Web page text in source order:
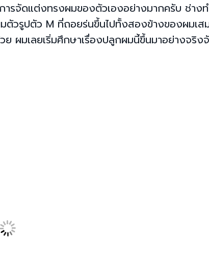
ารจัดแต่งทรงผมของตัวเองอย่างมากครับ ช่าง
วรูปตัว M ที่ถอยร่นขึ้นไปทั้งสองข้างของผมเส
วย ผมเลยเริ่มศึกษาเรื่องปลูกผมนี้ขึ้นมาอย่างจริง